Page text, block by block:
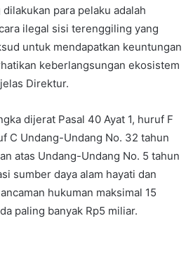
para pelaku adalah
ilegal sisi terenggiling yang
untuk mendapatkan keuntungan
keberlangsungan ekosistem
Direktur.
dijerat Pasal 40 Ayat 1, huruf F
C Undang-Undang No. 32 tahun
atas Undang-Undang No. 5 tahun
sumber daya alam hayati dan
hukuman maksimal 15
paling banyak Rp5 miliar.